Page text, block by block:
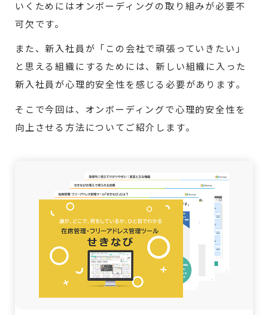
いくためにはオンボーディングの取り組みが必要不
可欠です。
また、新入社員が「この会社で頑張っていきたい」
と思える組織にするためには、新しい組織に入った
新入社員が心理的安全性を感じる必要があります。
そこで今回は、オンボーディングで心理的安全性を
向上させる方法についてご紹介します。